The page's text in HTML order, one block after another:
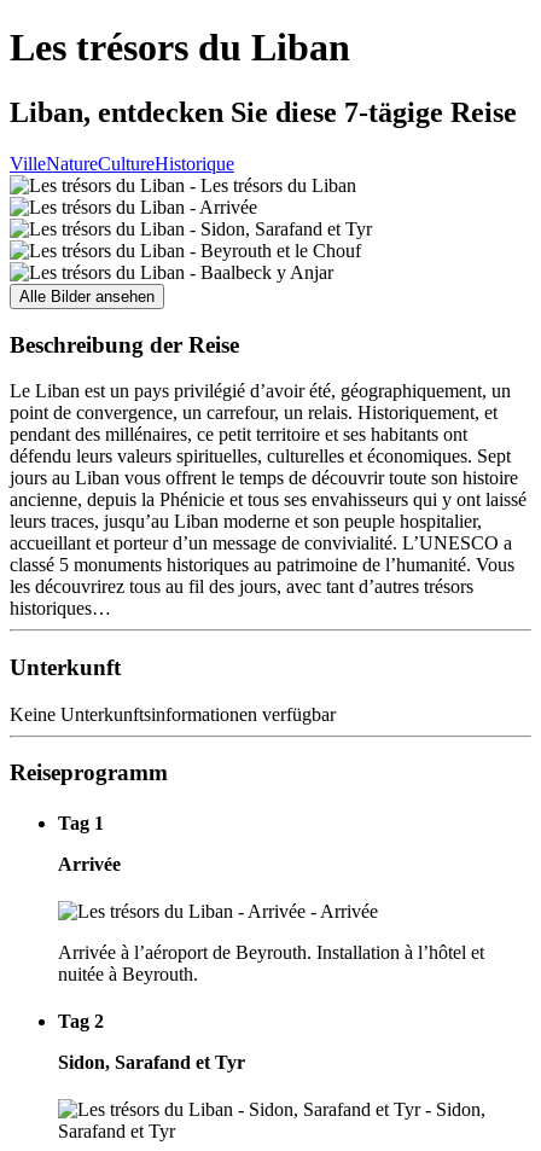
Les trésors du Liban
Liban, entdecken Sie diese 7-tägige Reise
VilleNatureCultureHistorique
Alle Bilder ansehen
Beschreibung der Reise
Le Liban est un pays privilégié d’avoir été, géographiquement, un
point de convergence, un carrefour, un relais. Historiquement, et
pendant des millénaires, ce petit territoire et ses habitants ont
défendu leurs valeurs spirituelles, culturelles et économiques. Sept
jours au Liban vous offrent le temps de découvrir toute son histoire
ancienne, depuis la Phénicie et tous ses envahisseurs qui y ont laissé
leurs traces, jusqu’au Liban moderne et son peuple hospitalier,
accueillant et porteur d’un message de convivialité. L’UNESCO a
classé 5 monuments historiques au patrimoine de l’humanité. Vous
les découvrirez tous au fil des jours, avec tant d’autres trésors
historiques…
Unterkunft
Keine Unterkunftsinformationen verfügbar
Reiseprogramm
Tag 1
Arrivée
Arrivée à l’aéroport de Beyrouth. Installation à l’hôtel et
nuitée à Beyrouth.
Tag 2
Sidon, Sarafand et Tyr